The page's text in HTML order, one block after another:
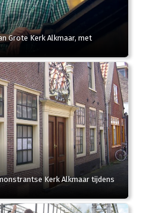
Grote Kerk Alkmaar, met
Kerk Alkmaar tijdens